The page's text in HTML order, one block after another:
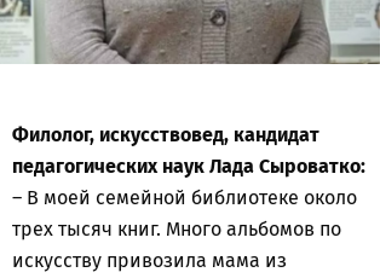
Филолог, искусствовед, кандидат
педагогических наук Лада Сыроватко:
– В моей семейной библиотеке около
трех тысяч книг. Много альбомов по
искусству привозила мама из